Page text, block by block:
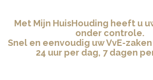
Met Mijn HuisHouding heeft u
onder controle.
Snel en eenvoudig uw VvE-
24 uur per dag, 7 dagen